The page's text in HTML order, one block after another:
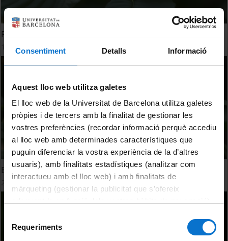
Consentiment Detalls Informació
Aquest lloc web utilitza galetes
El lloc web de la Universitat de Barcelona utilitza galetes
pròpies i de tercers amb la finalitat de gestionar les
vostres preferències (recordar informació perquè accediu
al lloc web amb determinades característiques que
puguin diferenciar la vostra experiència de la d’altres
usuaris), amb finalitats estadístiques (analitzar com
interactueu amb el lloc web) i amb finalitats de
màrqueting (gestionar la publicitat que s’ofereix
consultar laPolítica de galetes del lloc web de la
Requeriments
Pavia de Califòrnia 'Aesculus californica'
15 juliol, 2024
Boix 'Buxus sempervirens'
27 setembre, 2022